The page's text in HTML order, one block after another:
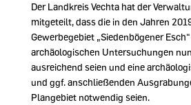
Der Landkreis Vechta hat der
mitgeteilt, dass die in den Jahren
Gewerbegebiet „Siedenbögener
archäologischen Untersuchungen
ausreichend seien und eine
und ggf. anschließenden
Plangebiet notwendig seien.